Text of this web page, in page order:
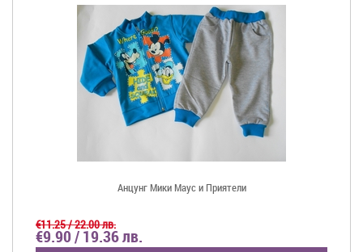
Анцунг Мики Маус и Приятели
€11.25 / 22.00 лв.
€9.90 / 19.36 лв.